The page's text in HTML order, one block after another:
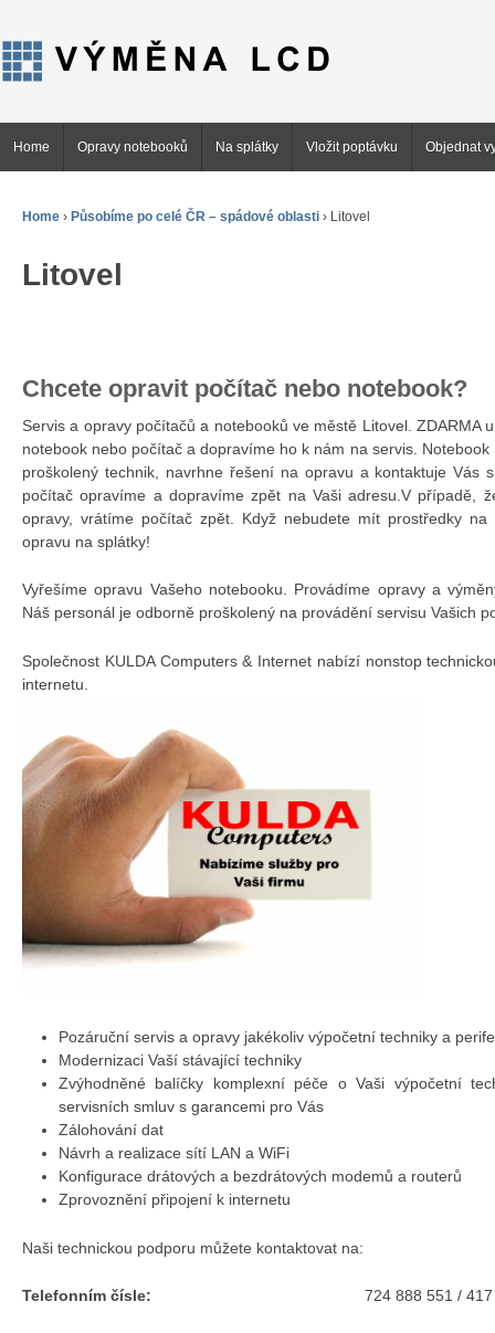
Home Opravy notebooků Na splátky Vložit poptávku Objednat
Home › Působíme po celé ČR – spádové oblasti › Litovel
Litovel
Chcete opravit počítač nebo notebook?
Servis a opravy počítačů a notebooků ve městě Litovel. ZDARMA
notebook nebo počítač a dopravíme ho k nám na servis.
proškolený technik, navrhne řešení na opravu a kontaktuje Vás
počítač opravíme a dopravíme zpět na Vaši adresu.V případě,
opravy, vrátíme počítač zpět. Když nebudete mít prostředky na
opravu na splátky!
Vyřešíme opravu Vašeho notebooku. Provádíme opravy a
Náš personál je odborně proškolený na provádění servisu Vašich
Společnost KULDA Computers & Internet nabízí nonstop
internetu.
Pozáruční servis a opravy jakékoliv výpočetní techniky a
Modernizaci Vaší stávající techniky
Zvýhodněné balíčky komplexní péče o Vaši výpočetní
servisních smluv s garancemi pro Vás
Zálohování dat
Návrh a realizace sítí LAN a WiFi
Konfigurace drátových a bezdrátových modemů a routerů
Zprovoznění připojení k internetu
Naši technickou podporu můžete kontaktovat na:
Telefonním čísle: 724 888 551 /